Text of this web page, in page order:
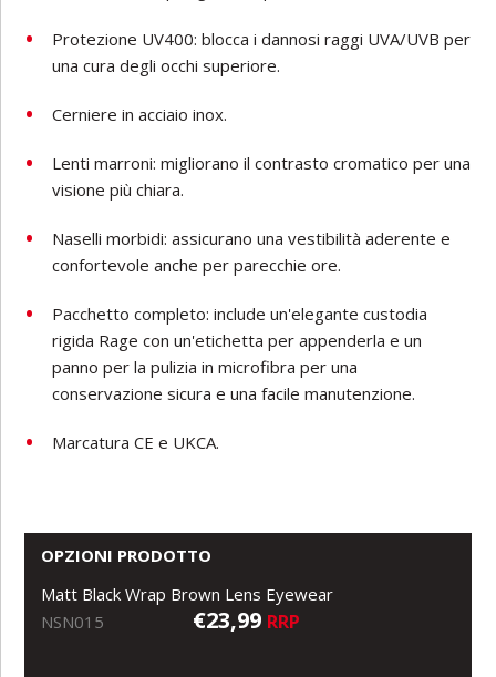
Protezione UV400: blocca i dannosi raggi UVA/UVB per
una cura degli occhi superiore.
Cerniere in acciaio inox.
Lenti marroni: migliorano il contrasto cromatico per una
visione più chiara.
Naselli morbidi: assicurano una vestibilità aderente e
confortevole anche per parecchie ore.
Pacchetto completo: include un'elegante custodia
rigida Rage con un'etichetta per appenderla e un
panno per la pulizia in microfibra per una
conservazione sicura e una facile manutenzione.
Marcatura CE e UKCA.
OPZIONI PRODOTTO
Matt Black Wrap Brown Lens Eyewear
NSN015
€23,99 RRP